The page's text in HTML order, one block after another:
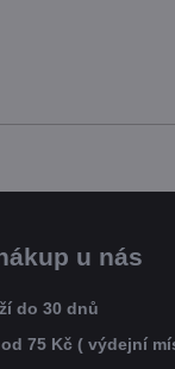
u nás
do 30 dnů
75 Kč ( výdejní